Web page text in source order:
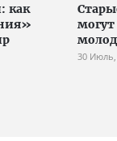
как
могут
30 Июль,